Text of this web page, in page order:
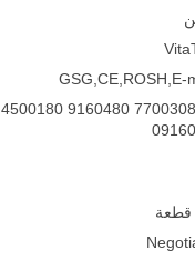
GSG,CE,ROSH,E-
7700308756 9160480 4500180